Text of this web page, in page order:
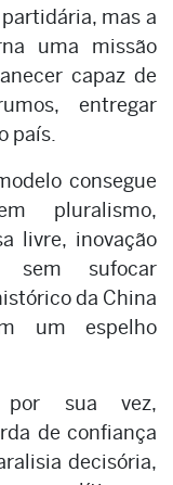
mas a
uma missão
capaz de
entregar
país.
consegue
pluralismo,
livre, inovação
sem sufocar
da China
um espelho
por sua vez,
de confiança
decisória,